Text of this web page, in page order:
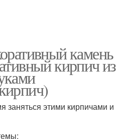
камень
кирпич из
заняться этими кирпичами и